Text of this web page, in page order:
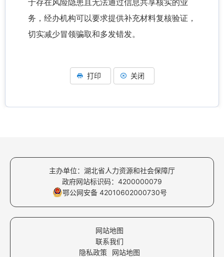
于存在风险隐患且无法通过信息共享核实的业
务，经办机构可以要求提供补充材料复核验证，
切实减少冒领骗取和多发错发。
打印 关闭
主办单位：湖北省人力资源和社会保障厅
政府网站标识码：4200000079
鄂公网安备 42010602000730号
网站地图
联系我们
隐私政策
网站地图